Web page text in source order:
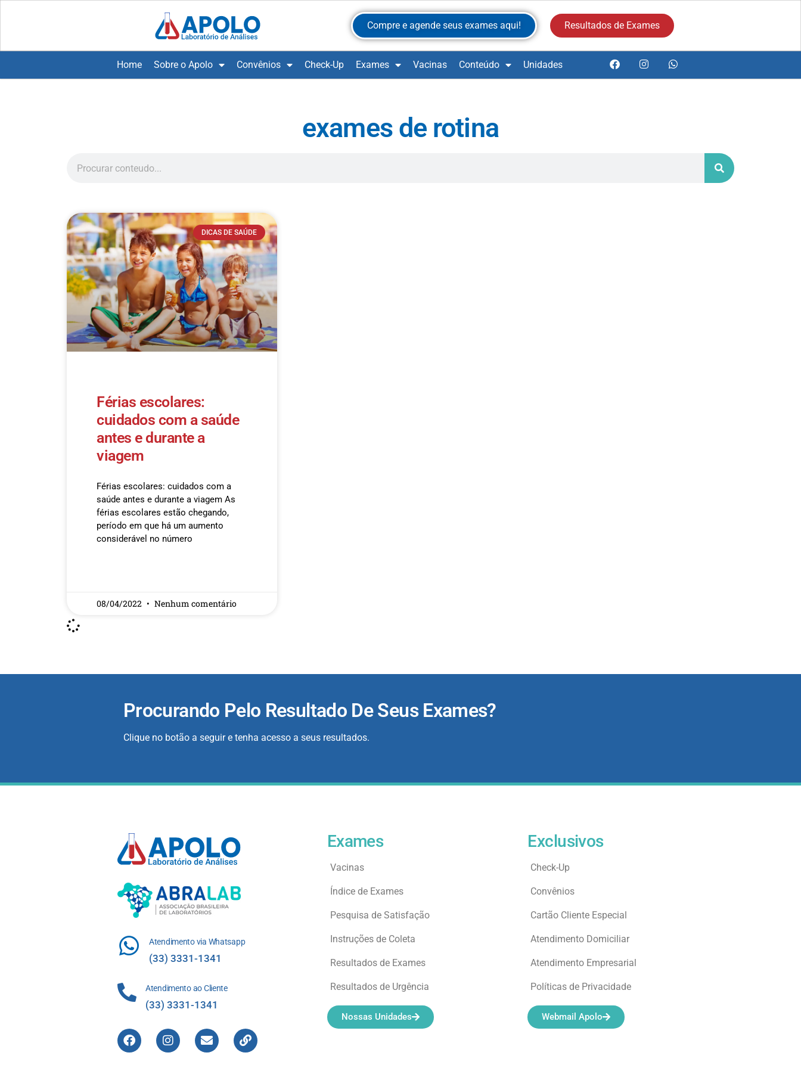
Compre e agende seus exames aqui! Resultados de Exames
Home Sobre o Apolo Convênios Check-Up Exames Vacinas Conteúdo Unidades
exames de rotina
DICAS DE SAÚDE
Férias escolares:
cuidados com a saúde
antes e durante a
viagem
Férias escolares: cuidados com a
saúde antes e durante a viagem As
férias escolares estão chegando,
período em que há um aumento
considerável no número
08/04/2022 Nenhum comentário
Procurando Pelo Resultado De Seus Exames?
Clique no botão a seguir e tenha acesso a seus resultados.
Atendimento via Whatsapp
(33) 3331-1341
Atendimento ao Cliente
(33) 3331-1341
Exames
Vacinas
Índice de Exames
Pesquisa de Satisfação
Instruções de Coleta
Resultados de Exames
Resultados de Urgência
Nossas Unidades
Exclusivos
Check-Up
Convênios
Cartão Cliente Especial
Atendimento Domiciliar
Atendimento Empresarial
Políticas de Privacidade
Webmail Apolo